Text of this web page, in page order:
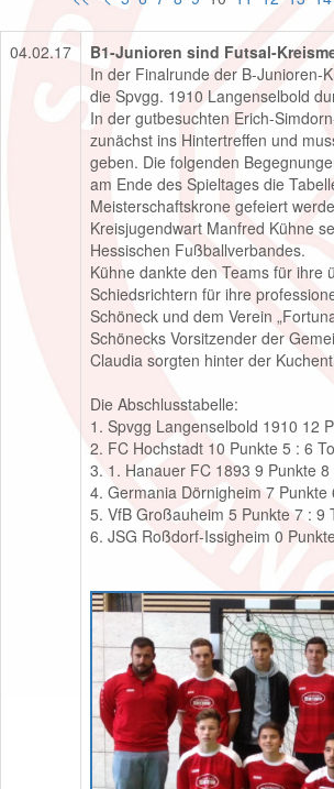
04.02.17
B1-Junioren sind Futsal-
In der Finalrunde der B-Junioren-
die Spvgg. 1910 Langenselbold
In der gutbesuchten Erich-
zunächst ins Hintertreffen und
geben. Die folgenden
am Ende des Spieltages die
Meisterschaftskrone gefeiert
Kreisjugendwart Manfred Kühne
Hessischen Fußballverbandes.
Kühne dankte den Teams für ihre
Schiedsrichtern für ihre
Schöneck und dem Verein
Schönecks Vorsitzender der
Claudia sorgten hinter der
Die Abschlusstabelle:
1. Spvgg Langenselbold 1910 12
2. FC Hochstadt 10 Punkte 5 : 6
3. 1. Hanauer FC 1893 9 Punkte 8
4. Germania Dörnigheim 7 Punkte
5. VfB Großauheim 5 Punkte 7 : 9
6. JSG Roßdorf-Issigheim 0